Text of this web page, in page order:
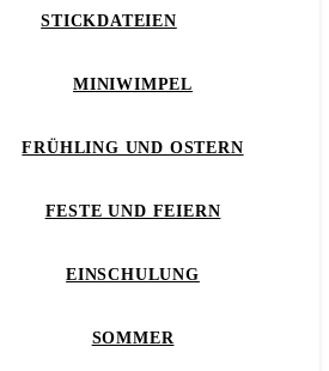
STICKDATEIEN
MINIWIMPEL
FRÜHLING UND OSTERN
FESTE UND FEIERN
EINSCHULUNG
SOMMER